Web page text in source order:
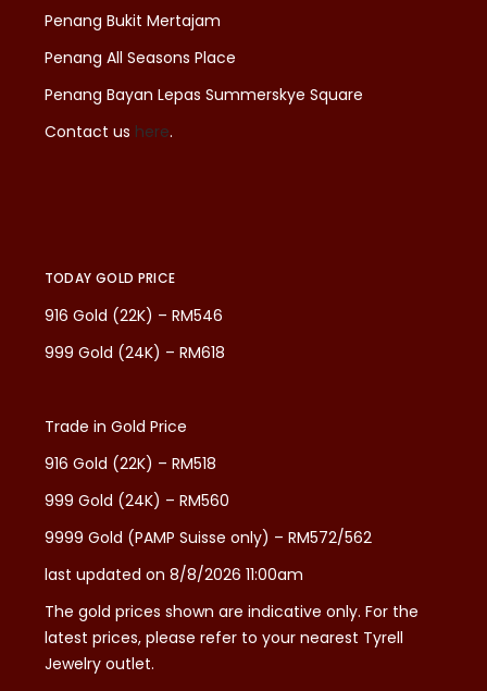
Penang Bukit Mertajam
Penang All Seasons Place
Penang Bayan Lepas Summerskye Square
Contact us here.
TODAY GOLD PRICE
916 Gold (22K) – RM546
999 Gold (24K) – RM618
Trade in Gold Price
916 Gold (22K) – RM518
999 Gold (24K) – RM560
9999 Gold (PAMP Suisse only) – RM572/562
last updated on 8/8/2026 11:00am
The gold prices shown are indicative only. For the
latest prices, please refer to your nearest Tyrell
Jewelry outlet.